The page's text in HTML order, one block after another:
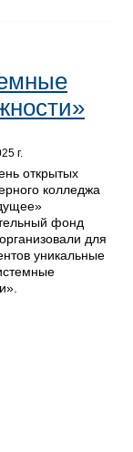
г.
открытых
колледжа
фонд
для
уникальные